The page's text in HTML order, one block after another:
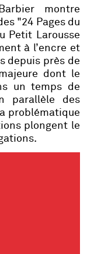
montre
"24 Pages du
Petit Larousse
à l’encre et
depuis près de
dont le
un temps de
parallèle des
problématique
plongent le